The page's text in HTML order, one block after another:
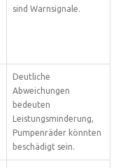
sind Warnsignale.
Deutliche
Abweichungen
bedeuten
Leistungsminderung,
Pumpenräder könnten
beschädigt sein.